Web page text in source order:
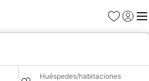
Favoritos
Iniciar
Huéspedes/habitaciones